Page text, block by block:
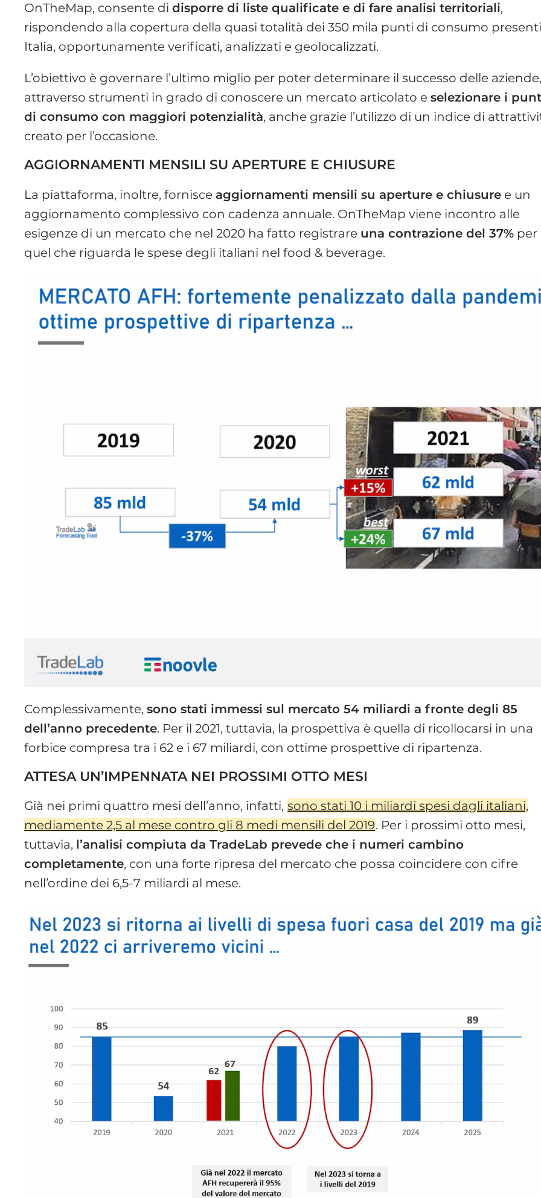
OnTheMap, consente didisporre di liste qualificate e di fare analisi territoriali,
rispondendo alla copertura della quasi totalità dei 350 mila punti di consumo
Italia, opportunamente verificati, analizzati e geolocalizzati.
L’obiettivo è governare l’ultimo miglio per poter determinare il successo delle
attraverso strumenti in grado di conoscere un mercato articolato eselezionare i
di consumo con maggiori potenzialità, anche grazie l’utilizzo di un indice di
creato per l’occasione.
AGGIORNAMENTI MENSILI SU APERTURE E CHIUSURE
La piattaforma, inoltre, fornisce aggiornamenti mensili su aperture e chiusure e un
aggiornamento complessivo con cadenza annuale. OnTheMap viene incontro alle
esigenze di un mercato che nel 2020 ha fatto registrare una contrazione del 37% per
quel che riguarda le spese degli italiani nel food & beverage.
Complessivamente,sono stati immessi sul mercato 54 miliardi a fronte degli 85
dell’anno precedente. Per il 2021, tuttavia, la prospettiva è quella di ricollocarsi in una
forbice compresa tra i 62 e i 67 miliardi, con ottime prospettive di ripartenza.
ATTESA UN’IMPENNATA NEI PROSSIMI OTTO MESI
Già nei primi quattro mesi dell’anno, infatti, sono stati 10 i miliardi spesi dagli italiani,
mediamente 2,5 al mese contro gli 8 medi mensili del 2019. Per i prossimi otto mesi,
tuttavia, l’analisi compiuta da TradeLab prevede che i numeri cambino
completamente, con una forte ripresa del mercato che possa coincidere con cifre
nell’ordine dei 6,5-7 miliardi al mese.